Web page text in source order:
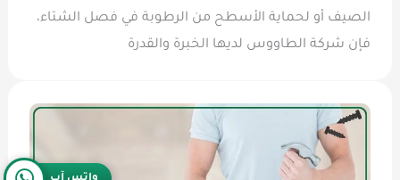
الصيف أو لحماية الأسطح من الرطوبة في فصل الشتاء،
فإن شركة الطاووس لديها الخبرة والقدرة